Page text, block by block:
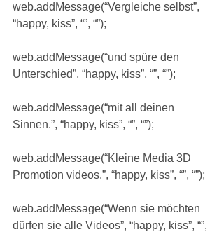
web.addMessage(“Vergleiche selbst”,
“happy, kiss”, “”, “”);
web.addMessage(“und spüre den
Unterschied”, “happy, kiss”, “”, “”);
web.addMessage(“mit all deinen
Sinnen.”, “happy, kiss”, “”, “”);
web.addMessage(“Kleine Media 3D
Promotion videos.”, “happy, kiss”, “”, “”);
web.addMessage(“Wenn sie möchten
dürfen sie alle Videos”, “happy, kiss”, “”,